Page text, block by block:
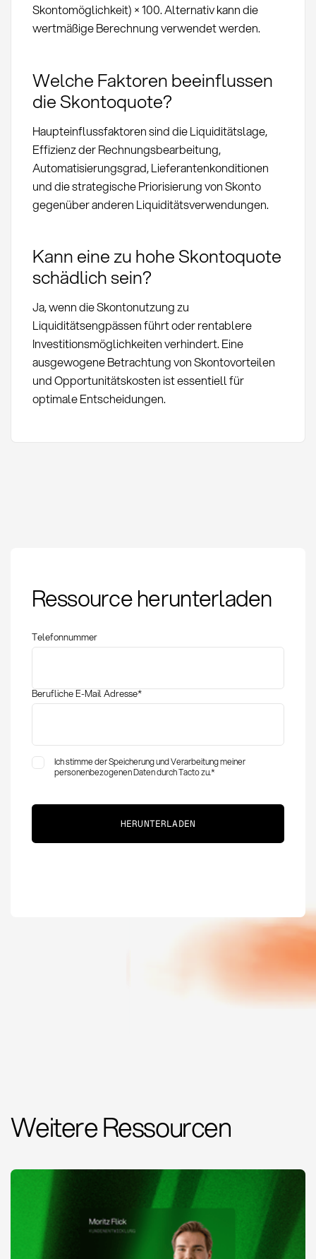
Skontomöglichkeit) × 100. Alternativ kann die
wertmäßige Berechnung verwendet werden.
Welche Faktoren beeinflussen
die Skontoquote?
Haupteinflussfaktoren sind die Liquiditätslage,
Effizienz der Rechnungsbearbeitung,
Automatisierungsgrad, Lieferantenkonditionen
und die strategische Priorisierung von Skonto
gegenüber anderen Liquiditätsverwendungen.
Kann eine zu hohe Skontoquote
schädlich sein?
Ja, wenn die Skontonutzung zu
Liquiditätsengpässen führt oder rentablere
Investitionsmöglichkeiten verhindert. Eine
ausgewogene Betrachtung von Skontovorteilen
und Opportunitätskosten ist essentiell für
optimale Entscheidungen.
Definition, Berechnung
und Optimierung im
Ressource herunterladen
Telefonnummer
Berufliche E-Mail Adresse*
Ich stimme der Speicherung und Verarbeitung meiner
personenbezogenen Daten durch Tacto zu.*
Weitere Ressourcen